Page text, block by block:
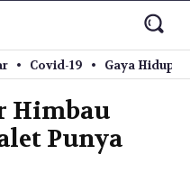
Covid-19 Gaya Hidup
Himbau
Punya